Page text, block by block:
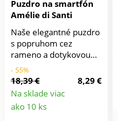
skladná do kabelkyZo
Puzdro na smartfón
Amélie di Santi
Naše elegantné puzdro
s popruhom cez
rameno a dotykovou
fóliou Vám poskytne
okamžitý prístup k
telefónu. Zároveň slúži
ako peňaženka s
mnohými
- 55%
18,39 €
8,29 €
Na sklade viac
ako 10 ks